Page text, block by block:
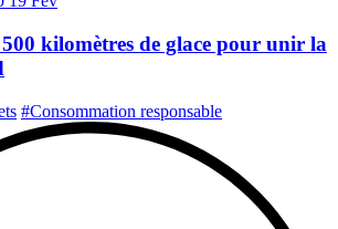
kilomètres de glace pour unir la
#Consommation responsable